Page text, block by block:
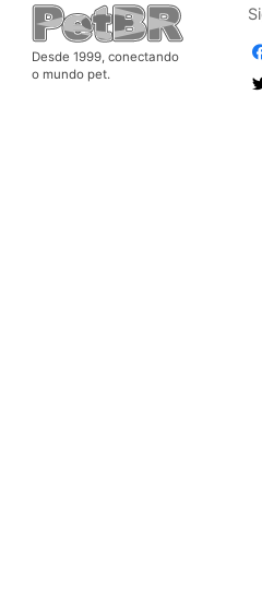
Desde 1999, conectando
o mundo pet.